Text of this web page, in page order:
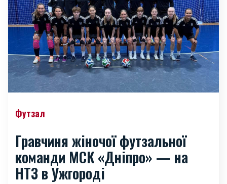
Футзал
Гравчиня жіночої футзальної
команди МСК «Дніпро» — на
НТЗ в Ужгороді